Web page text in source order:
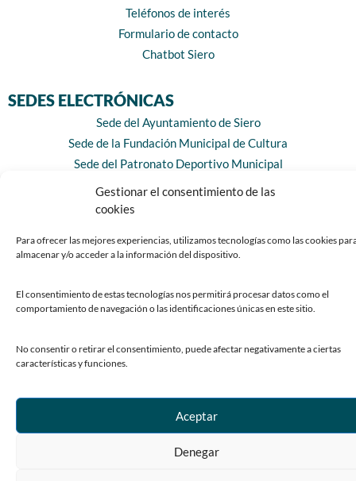
Gestionar el consentimiento de las
cookies
Para ofrecer las mejores experiencias, utilizamos tecnologías como las cookies
almacenar y/o acceder a la información del dispositivo.
El consentimiento de estas tecnologías nos permitirá procesar datos como el
comportamiento de navegación o las identificaciones únicas en este sitio.
No consentir o retirar el consentimiento, puede afectar negativamente a ciertas
características y funciones.
Aceptar
Denegar
Teléfonos de interés
Formulario de contacto
Chatbot Siero
SEDES ELECTRÓNICAS
Sede del Ayuntamiento de Siero
Sede de la Fundación Municipal de Cultura
Sede del Patronato Deportivo Municipal
© Copyright 2023 Ayuntamiento de Siero Centro de Privacidad